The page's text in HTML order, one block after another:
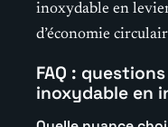
inoxydable en
d’économie
FAQ :
inoxydable en